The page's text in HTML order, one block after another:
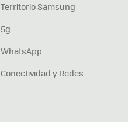
Territorio Samsung
5g
WhatsApp
Conectividad y Redes